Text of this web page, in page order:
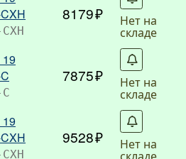
8179 Нет на
складе
7875 Нет на
складе
9528 Нет на
складе